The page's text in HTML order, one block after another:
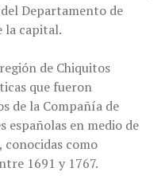
Departamento de
la capital.
de Chiquitos
que fueron
de la Compañía de
españolas en medio de
conocidas como
1691 y 1767.